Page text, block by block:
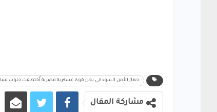
جهاز الأمن السوداني يحرر قوة عسكرية مصرية أُختطفت جنوب ليبيا
مشاركة المقال